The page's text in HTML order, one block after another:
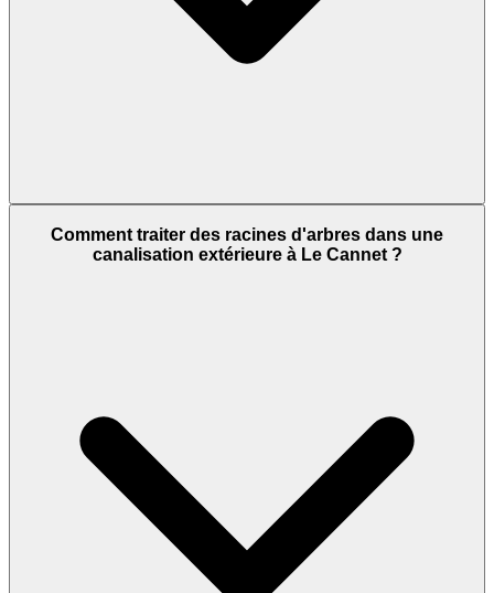
Comment traiter des racines d'arbres dans une
canalisation extérieure à Le Cannet ?